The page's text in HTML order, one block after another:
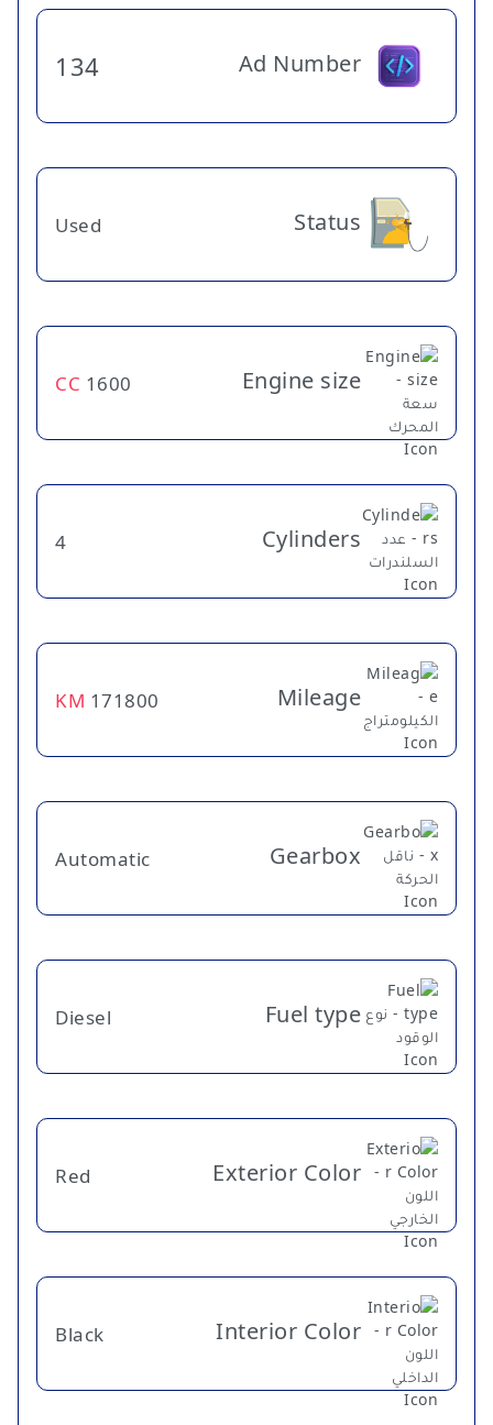
Ad Number
134
Status
Used
Engine size
1600
CC
Cylinders
4
Mileage
171800
KM
Gearbox
Automatic
Fuel type
Diesel
Exterior Color
Red
Interior Color
Black